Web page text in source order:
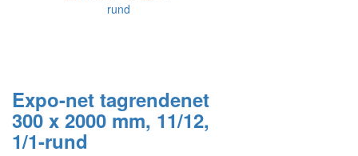
Expo-net tagrendenet
300 x 2000 mm, 11/12,
1/1-rund